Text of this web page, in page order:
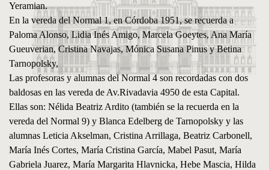
Yeramian.
En la vereda del Normal 1, en Córdoba 1951, se recuerda a
Paloma Alonso, Lidia Inés Amigo, Marcela Goeytes, Ana María
Gueuverian, Cristina Navajas, Mónica Susana Pinus y Betina
Tarnopolsky,
Las profesoras y alumnas del Normal 4 son recordadas con dos
baldosas en las vereda de Av.Rivadavia 4950 de esta Capital.
Ellas son: Nélida Beatriz Ardito (también se la recuerda en la
vereda del Normal 9) y Blanca Edelberg de Tarnopolsky y las
alumnas Leticia Akselman, Cristina Arrillaga, Beatriz Carbonell,
María Inés Cortes, María Cristina García, Mabel Pasut, María
Gabriela Juarez, María Margarita Hlavnicka, Hebe Mascia, Hilda